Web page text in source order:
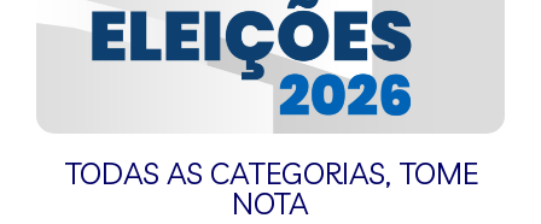
TODAS AS CATEGORIAS, TOME
NOTA